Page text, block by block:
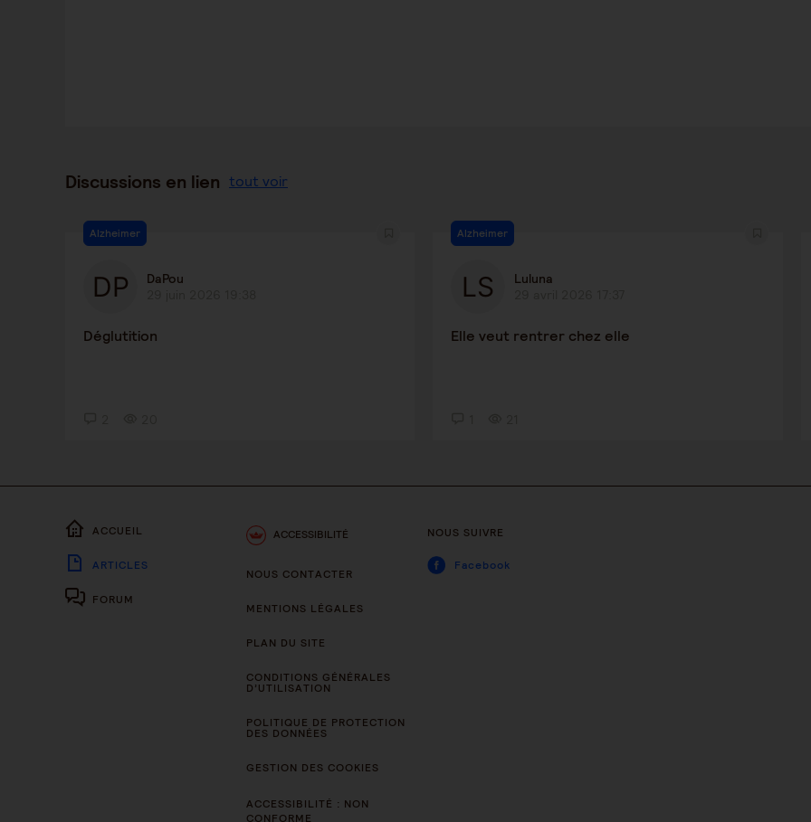
Discussions en lien tout voir
Alzheimer
DaPou
Déglutition
Alzheimer
Luluna
Elle veut rentrer chez elle
ACCUEIL
ARTICLES
FORUM
ACCESSIBILITÉ
NOUS CONTACTER
MENTIONS LÉGALES
PLAN DU SITE
CONDITIONS GÉNÉRALES
D’UTILISATION
POLITIQUE DE PROTECTION
DES DONNÉES
GESTION DES COOKIES
ACCESSIBILITÉ : NON
CONFORME
NOUS SUIVRE
Facebook